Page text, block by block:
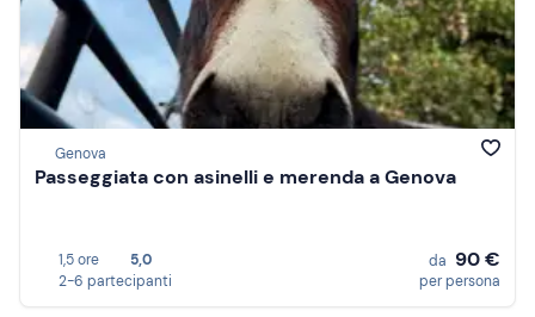
Genova
Passeggiata con asinelli e merenda a Genova
1,5 ore
5,0
2-6 partecipanti
da 90 €
per persona